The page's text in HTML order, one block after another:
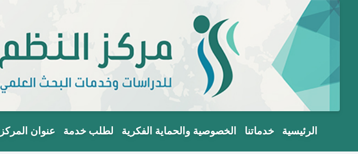
الرئيسية خدماتنا الخصوصية والحماية الفكرية لطلب خدمة عنوان المركز